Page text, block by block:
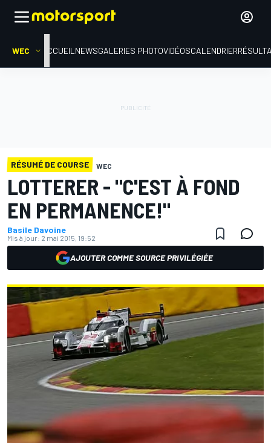
WEC ACCUEIL NEWSGALERIES PHOTOVIDÉOSCALENDRIER
RÉSUMÉ DE COURSE WEC
LOTTERER - "C'EST À FOND
EN PERMANENCE!"
Basile Davoine
Mis à jour: 2 mai 2015, 19:52
AJOUTER COMME SOURCE PRIVILÉGIÉE